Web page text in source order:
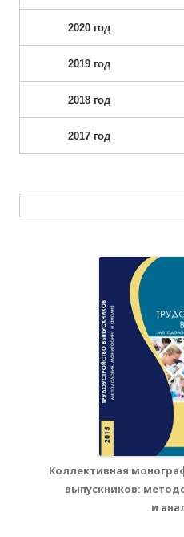
2020 год
2019 год
2018 год
2017 год
Коллективная
выпускников:
и